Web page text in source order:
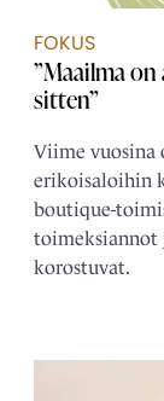
FOKUS
”Maailma
sitten”
Viime vuosina
erikoisaloihin
boutique-
toimeksiannot
korostuvat.